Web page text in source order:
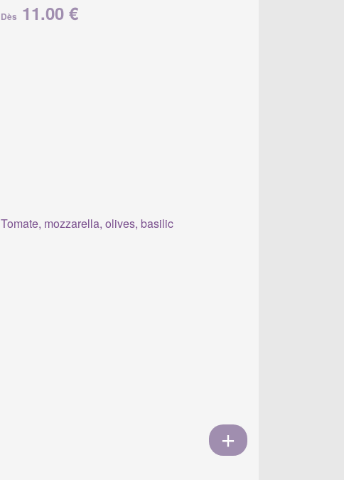
Dès 11.00 €
Tomate, mozzarella, olives, basilic